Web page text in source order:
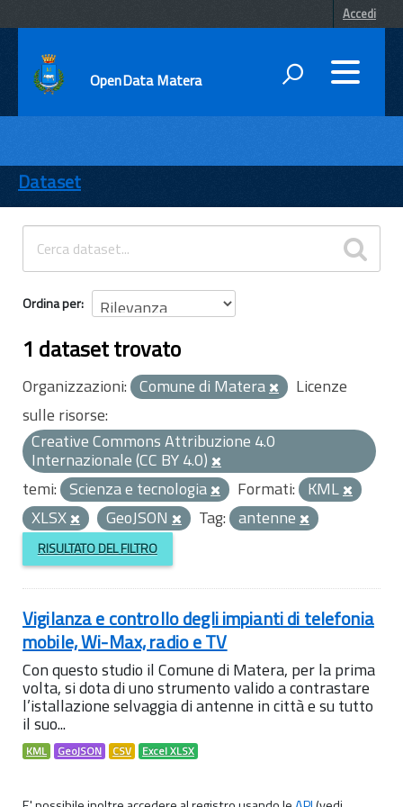
Accedi
OpenData Matera
ENTI
TEMI
INFORMAZIONI
Dataset
Ordina per
1 dataset trovato
Organizzazioni: Comune di Matera
Licenze
sulle risorse:
Creative Commons Attribuzione 4.0
Internazionale (CC BY 4.0)
temi: Scienza e tecnologia Formati: KML
XLSX
GeoJSON Tag: antenne
RISULTATO DEL FILTRO
Vigilanza e controllo degli impianti di telefonia
mobile, Wi-Max, radio e TV
Con questo studio il Comune di Matera, per la prima
volta, si dota di uno strumento valido a contrastare
l’istallazione selvaggia di antenne in città e su tutto
il suo...
KML GeoJSON CSV Excel XLSX